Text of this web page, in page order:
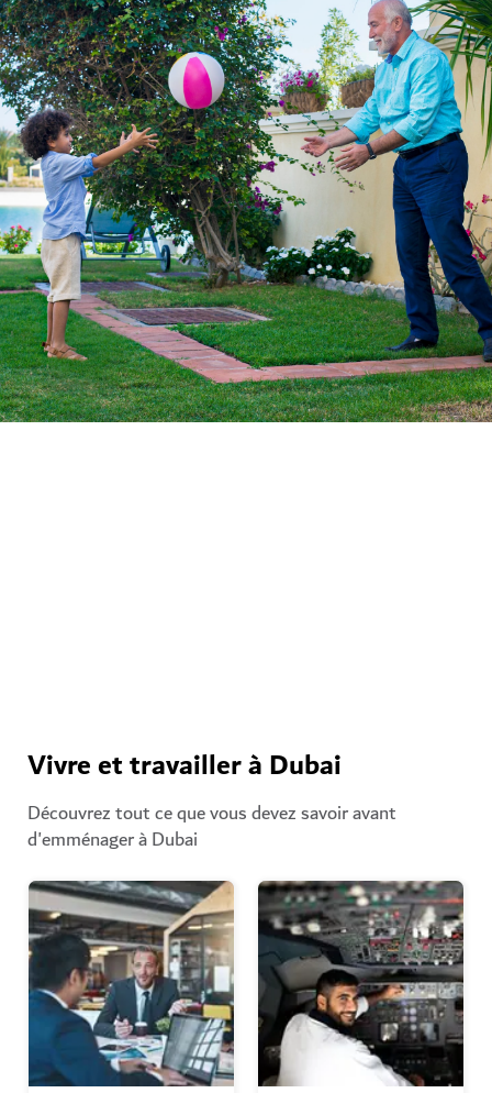
Vivre et travailler à Dubai
Découvrez tout ce que vous devez savoir avant
d'emménager à Dubai